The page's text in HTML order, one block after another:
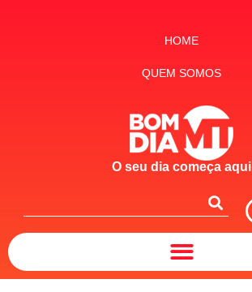
HOME
QUEM SOMOS
O seu dia começa aqui